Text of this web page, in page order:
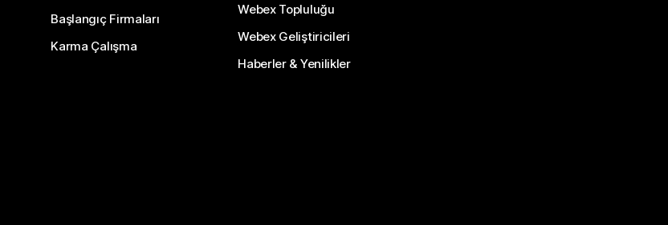
Başlangıç Firmaları
Karma Çalışma
Webex Topluluğu
Webex Geliştiricileri
Haberler & Yenilikler